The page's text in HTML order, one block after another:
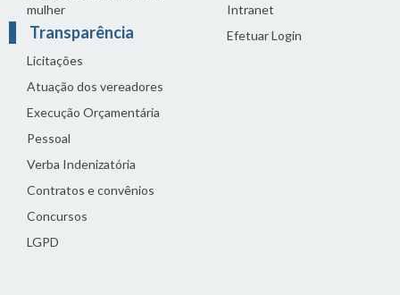
mulher
Transparência
Licitações
Atuação dos vereadores
Execução Orçamentária
Pessoal
Verba Indenizatória
Contratos e convênios
Concursos
LGPD
Intranet
Efetuar Login